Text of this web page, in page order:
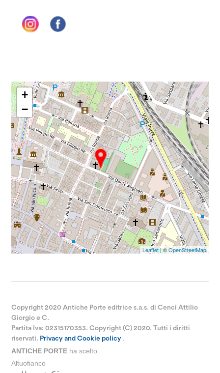
+
−
Leaflet| ©OpenStreetMap
Copyright 2020 Antiche Porte editrice s.a.s. di Cenci Attilio
Giorgio e C.
Partita Iva: 02315170353. Copyright (C) 2020. Tutti i diritti
riservati. Privacy and Cookie policy .
ANTICHE PORTE ha scelto
Altuofianco